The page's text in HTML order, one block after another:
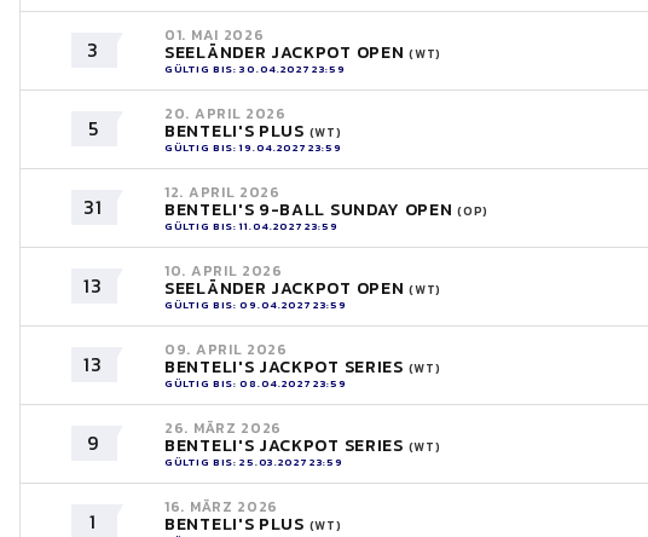
3
01. MAI 2026
SEELÄNDER JACKPOT OPEN(WT)
GÜLTIG BIS: 30.04.2027 23:59
5
20. APRIL 2026
BENTELI'S PLUS (WT)
GÜLTIG BIS: 19.04.2027 23:59
31
12. APRIL 2026
BENTELI'S 9-BALL SUNDAY OPEN(OP)
GÜLTIG BIS: 11.04.2027 23:59
13
10. APRIL 2026
SEELÄNDER JACKPOT OPEN(WT)
GÜLTIG BIS: 09.04.2027 23:59
13
09. APRIL 2026
BENTELI'S JACKPOT SERIES (WT)
GÜLTIG BIS: 08.04.2027 23:59
9
26. MÄRZ 2026
BENTELI'S JACKPOT SERIES (WT)
GÜLTIG BIS: 25.03.2027 23:59
1
16. MÄRZ 2026
BENTELI'S PLUS (WT)